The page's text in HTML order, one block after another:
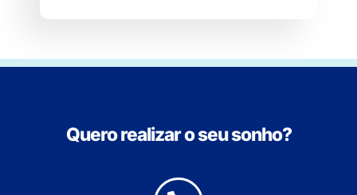
Quero realizar o seu sonho?